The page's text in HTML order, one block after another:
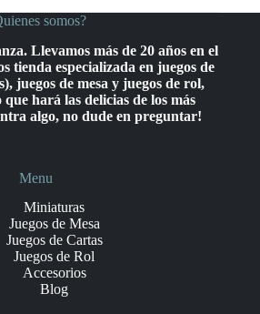
somos?
Llevamos más de 20 años en el
tienda especializada en juegos de
juegos de mesa y juegos de rol,
hará las delicias de los más
algo, no dude en preguntar!
Menu
Miniaturas
Juegos de Mesa
Juegos de Cartas
Juegos de Rol
Accesorios
Blog